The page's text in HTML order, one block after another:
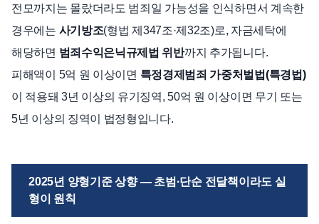
전모까지는 몰랐더라도 범죄일 가능성을 인식하면서 계속한
경우에는 사기방조(형법 제347조·제32조)로, 자금세탁에
해당하면 범죄수익은닉규제법 위반까지 추가됩니다.
피해액이 5억 원 이상이면 특정경제범죄 가중처벌법(특경법)
이 적용돼 3년 이상의 유기징역, 50억 원 이상이면 무기 또는
5년 이상의 징역이 법정형입니다.
2025년 양형기준 상향 — 초범·단순 전달책이라도 실
형이 원칙